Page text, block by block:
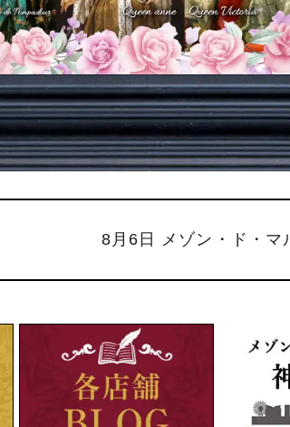
8月6日 メゾン・ド・マ